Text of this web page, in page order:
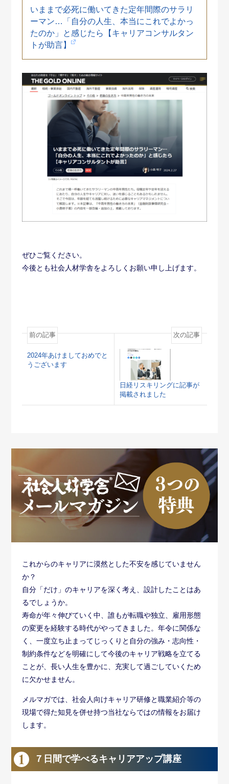
いままで必死に働いてきた定年間際のサラリ
ーマン…「自分の人生、本当にこれでよかっ
たのか」と感じたら【キャリアコンサルタン
トが助言】
ぜひご覧ください。
今後とも社会人材学舎をよろしくお願い申し上げます。
前の記事
2024年あけましておめでと
うございます
次の記事
日経リスキリングに記事が
掲載されました
これからのキャリアに漠然とした不安を感じていません
か？
自分「だけ」のキャリアを深く考え、設計したことはあ
るでしょうか。
寿命が年々伸びていく中、誰もが転職や独立、雇用形態
の変更を経験する時代がやってきました。年令に関係な
く、一度立ち止まってじっくりと自分の強み・志向性・
制約条件などを明確にして今後のキャリア戦略を立てる
ことが、長い人生を豊かに、充実して過ごしていくため
に欠かせません。
メルマガでは、社会人向けキャリア研修と職業紹介等の
現場で得た知見を併せ持つ当社ならではの情報をお届け
します。
７日間で学べるキャリアアップ講座